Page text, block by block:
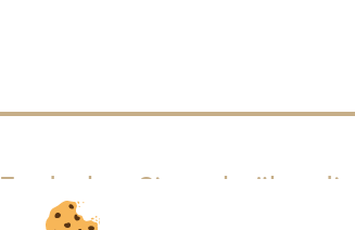
Entdecken Sie mehr über